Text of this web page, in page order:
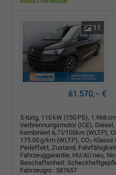
11
61.570,– €
5-türig, 110 kW (150 PS), 1.968
Verbrennungsmotor (ICE),
kombiniert 6,7 l/100km (WLTP),
175.00 g/km (WLTP), CO₂-
Perleffekt, Zustand,
Fahrzeuggarantie, HU/AU neu,
Beschaffenheit:
Fahrzeugnr.: 387657